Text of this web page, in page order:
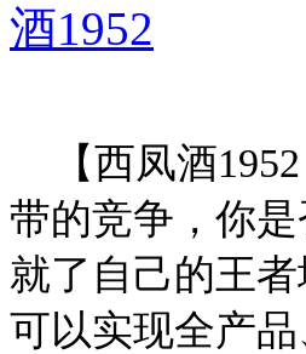
酒1952
【西凤酒1952
带的竞争，你
就了自己的王
可以实现全产